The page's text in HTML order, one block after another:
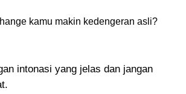
kamu makin kedengeran asli?
intonasi yang jelas dan jangan